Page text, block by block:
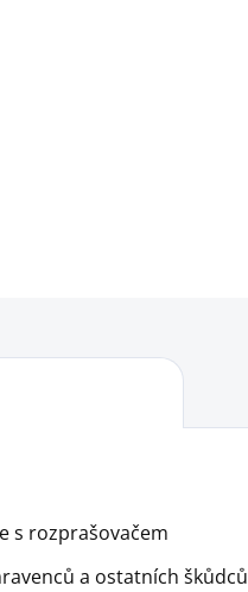
s rozprašovačem
a ostatních škůdců